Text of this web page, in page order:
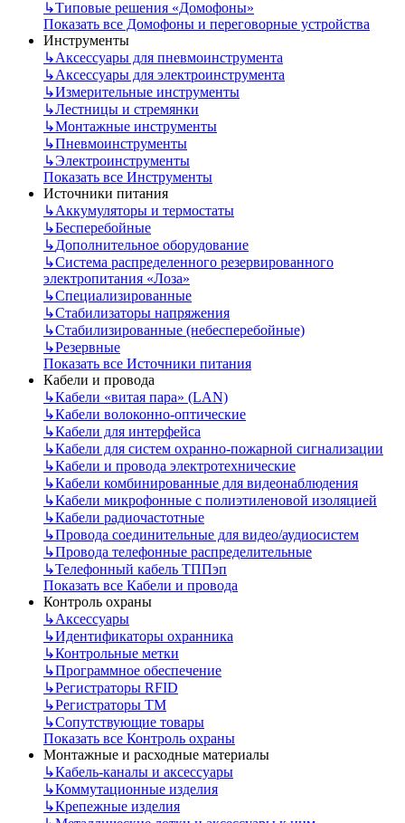
↳Типовые решения «Домофоны»
Показать все Домофоны и переговорные устройства
Инструменты
↳Аксессуары для пневмоинструмента
↳Аксессуары для электроинструмента
↳Измерительные инструменты
↳Лестницы и стремянки
↳Монтажные инструменты
↳Пневмоинструменты
↳Электроинструменты
Показать все Инструменты
Источники питания
↳Аккумуляторы и термостаты
↳Бесперебойные
↳Дополнительное оборудование
↳Система распределенного резервированного
электропитания «Лоза»
↳Специализированные
↳Стабилизаторы напряжения
↳Стабилизированные (небесперебойные)
↳Резервные
Показать все Источники питания
Кабели и провода
↳Кабели «витая пара» (LAN)
↳Кабели волоконно-оптические
↳Кабели для интерфейса
↳Кабели для систем охранно-пожарной сигнализации
↳Кабели и провода электротехнические
↳Кабели комбинированные для видеонаблюдения
↳Кабели микрофонные с полиэтиленовой изоляцией
↳Кабели радиочастотные
↳Провода соединительные для видео/аудиосистем
↳Провода телефонные распределительные
↳Телефонный кабель ТППэп
Показать все Кабели и провода
Контроль охраны
↳Аксессуары
↳Идентификаторы охранника
↳Контрольные метки
↳Программное обеспечение
↳Регистраторы RFID
↳Регистраторы ТМ
↳Сопутствующие товары
Показать все Контроль охраны
Монтажные и расходные материалы
↳Кабель-каналы и аксессуары
↳Коммутационные изделия
↳Крепежные изделия